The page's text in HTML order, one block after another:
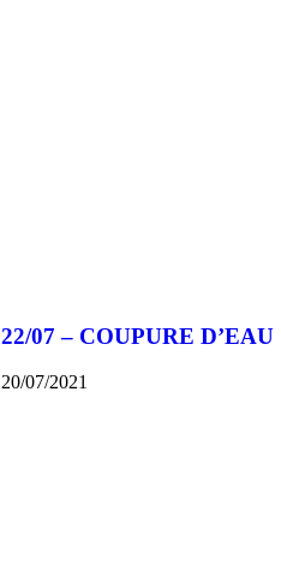
22/07 – COUPURE D’EAU
20/07/2021